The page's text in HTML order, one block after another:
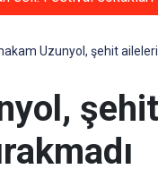
Uzunyol, şehit